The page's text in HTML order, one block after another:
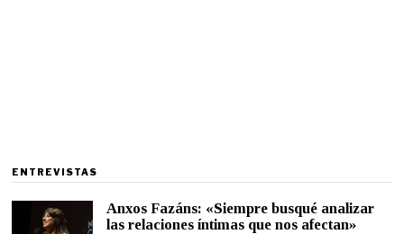
ENTREVISTAS
Anxos Fazáns: «Siempre busqué analizar
las relaciones íntimas que nos afectan»